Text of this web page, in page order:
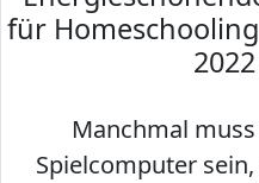
für
2022
Manchmal
Spielcomputer